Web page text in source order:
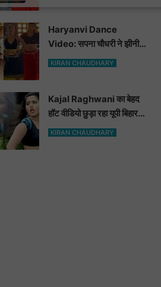
Haryanvi Dance
Video: सपना चौधरी ने झीनी
कुर्ती में जोबन हिलाकर कुँवारों को
KIRAN CHAUDHARY
Kajal Raghwani का बेहद
हॉट वीडियो छुड़ा रहा यूपी बिहार
वालों के पसीने, वीडियो देख आप
KIRAN CHAUDHARY